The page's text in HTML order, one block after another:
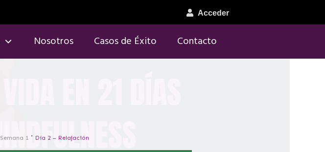
Acceder
Nosotros Casos de Éxito Contacto
Semana 1 Día 2 – Relajación